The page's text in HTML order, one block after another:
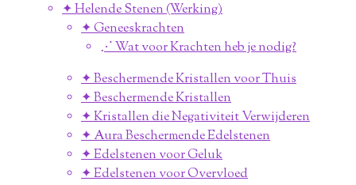
✦ Helende Stenen (Werking)
✦ Geneeskrachten
⋰ Wat voor Krachten heb je nodig?
✦ Beschermende Kristallen voor Thuis
✦ Beschermende Kristallen
✦ Kristallen die Negativiteit Verwijderen
✦ Aura Beschermende Edelstenen
✦ Edelstenen voor Geluk
✦ Edelstenen voor Overvloed